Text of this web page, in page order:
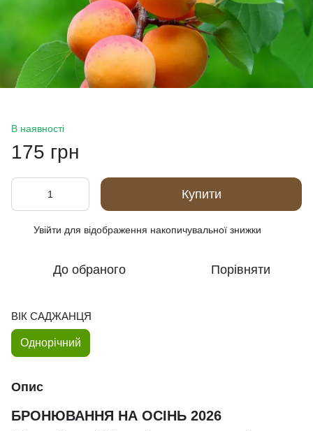
В наявності
175 грн
Купити
Увійти для відображення накопичувальної знижки
До обраного Порівняти
ВІК САДЖАНЦЯ
Однорічний
Опис
БРОНЮВАННЯ НА ОСІНЬ 2026